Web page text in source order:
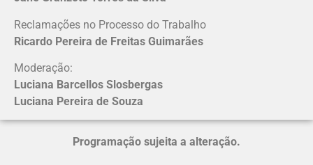
Reclamações no Processo do Trabalho
Ricardo Pereira de Freitas Guimarães
Moderação:
Luciana Barcellos Slosbergas
Luciana Pereira de Souza
Programação sujeita a alteração.